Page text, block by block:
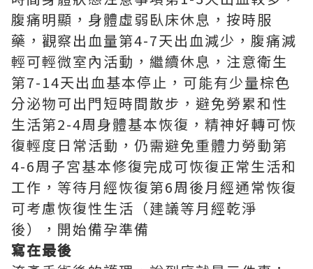
腹痛明顯，身體虛弱臥床休息，按時服
藥，觀察出血量第4-7天出血減少，腹痛減
輕可輕微室內活動，繼續休息，注意衛生
第7-14天出血基本停止，可能有少量棕色
分泌物可出門短時間散步，避免勞累和性
生活第2-4周身體基本恢復，精神好轉可恢
復輕度日常活動，仍需避免重體力勞動第
4-6周子宮基本修復完成可恢復正常生活和
工作，等待月經恢復第6周後月經通常恢復
可考慮恢復性生活（建議等月經乾淨
後），開始備孕準備
寫在最後